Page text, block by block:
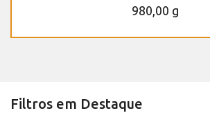
980,00 g
Filtros em Destaque